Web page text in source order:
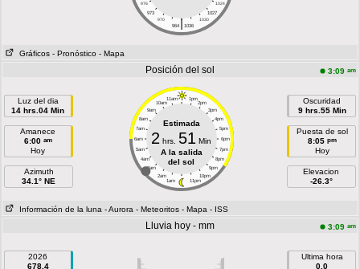
976
1024
973
1027
970
1030
|
964 1036
Gráficos - Pronóstico - Mapa
Posición del sol 3:09 am
Luz del dia
14 hrs.04 Min
Amanece
6:00 am
Hoy
Azimuth
34.1° NE
11am 1pm
10am 2pm
9am 3pm
8am 4pm
7am 5pm
6am 6pm
5am 7pm
4am 8pm
3am 9pm
2am 10pm
1am 11pm
Estimada
2 hrs. 51 Min
A la salida
del sol
Oscuridad
9 hrs.55 Min
Puesta de sol
8:05 pm
Hoy
Elevacion
-26.3°
Información de la luna - Aurora - Meteoritos - Mapa - ISS
Lluvia hoy - mm 3:09 am
2026
678.4
Ultima hora
0.0